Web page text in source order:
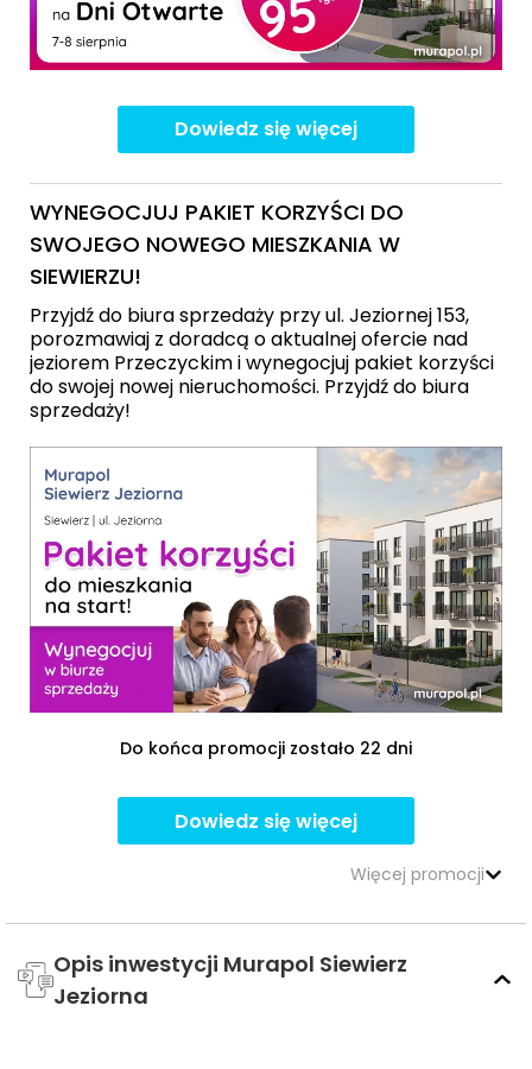
Dowiedz się więcej
WYNEGOCJUJ PAKIET KORZYŚCI DO
SWOJEGO NOWEGO MIESZKANIA W
SIEWIERZU!
Przyjdź do biura sprzedaży przy ul. Jeziornej 153,
porozmawiaj z doradcą o aktualnej ofercie nad
jeziorem Przeczyckim i wynegocjuj pakiet korzyści
do swojej nowej nieruchomości. Przyjdź do biura
sprzedaży!
Do końca promocji zostało 22 dni
Dowiedz się więcej
Więcej promocji
Opis inwestycji Murapol Siewierz
Jeziorna